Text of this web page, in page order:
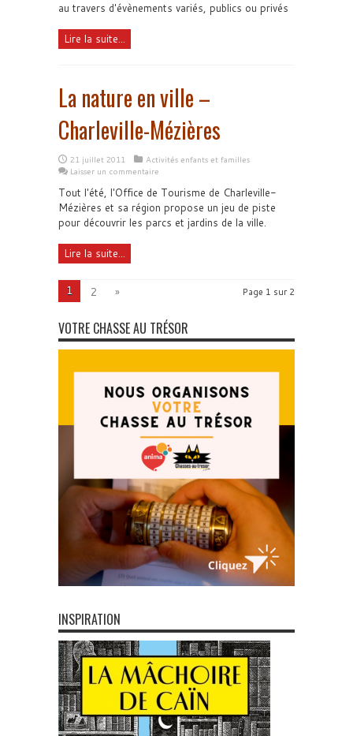
au travers d'évènements variés, publics ou privés
Lire la suite...
La nature en ville –
Charleville-Mézières
21 juillet 2011
Activités enfants et familles
Laisser un commentaire
Tout l'été, l'Office de Tourisme de Charleville-
Mézières et sa région propose un jeu de piste
pour découvrir les parcs et jardins de la ville.
Lire la suite...
Page 1 sur 2
1 2 »
VOTRE CHASSE AU TRÉSOR
INSPIRATION